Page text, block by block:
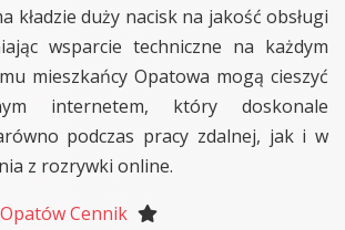
kładzie duży nacisk na jakość obsługi
wsparcie techniczne na każdym
mieszkańcy Opatowa mogą cieszyć
internetem, który doskonale
podczas pracy zdalnej, jak i w
z rozrywki online.
Cennik